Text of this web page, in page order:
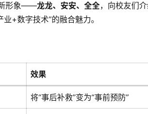
新形象——龙龙、安安、全全，向校友们
+数字技术”的融合魅力。
效果
将“事后补救”变为“事前预防”